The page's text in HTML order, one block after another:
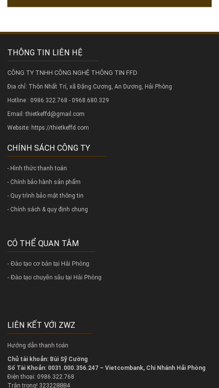
THÔNG TIN LIÊN HỆ
CÔNG TY TNHH CÔNG NGHỆ THÔNG TIN FFD
Địa chỉ: Thôn Nhất Trí, xã Đặng Cương, An Dương, Hải Phòng
Hotline : 0986.322.768 - 0968.680.329
Email: thietkeffd@gmail.com
Website: https://thietkeffd.com
CHÍNH SÁCH CÔNG TY
- Hình thức thanh toán
- Chính bảo hành sản phẩm
- Quy trình bảo mật thông tin
- Chính sách & quy định chung
CÓ THỂ QUAN TÂM
- Đào tạo cơ bản tại Hải Phòng
- Đào tạo chuyên sâu tại Hải Phòng
LIÊN KẾT VỚI ZWZ
Hướng dẫn thanh toán
Chủ tài khoản: Bùi Sỹ Cường
Số Tài Khoản: 0031.000.356.247 – Vietcombank, Chi Nhánh Hải Phòng
Điện thoại: 0986.322.768
Trân trọng! 323228884